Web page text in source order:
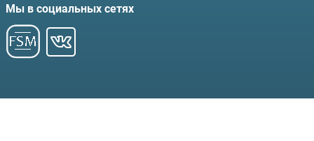
Мы в социальных сетях